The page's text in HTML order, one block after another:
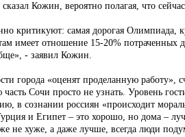
Кожин, вероятно полагая, что
критикуют: самая дорогая
имеет отношение 15-20% потраченных
- заявил Кожин.
города «оценят проделанную работу»,
часть Сочи просто не узнать. Уровень
в сознании россиян «происходит
и Египет – это хорошо, но дома –
не хуже, а даже лучше, всегда люди